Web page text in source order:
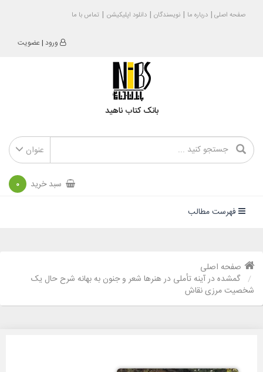
صفحه اصلی درباره ما نویسندگان دانلود اپلیکیشن تماس با ما
ورود |عضویت
بانک کتاب ناهید
عنوان
سبد خرید 0
فهرست مطالب
صفحه اصلی
گمشده در آینه تأملی در هنرها شعر و جنون به بهانه شرح حال یک
شخصیت مرزی نقاش